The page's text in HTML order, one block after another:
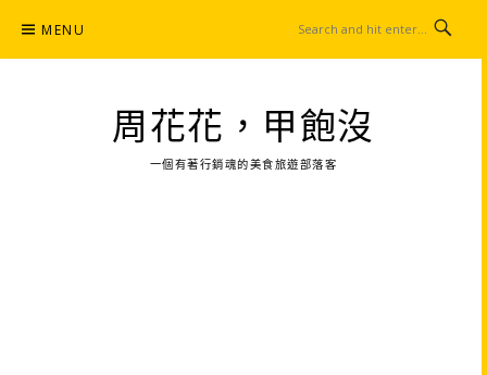
content
MENU
周花花，甲飽沒
一個有著行銷魂的美食旅遊部落客